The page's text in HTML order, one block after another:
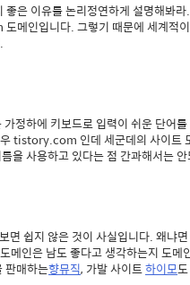
은 이유를 논리정연하게 설명해봐
메인입니다. 그렇기 때문에 세계적
정하에 키보드로 입력이 쉬운 단어
tistory.com 인데 세군데의 사이트
을 사용하고 있다는 점 간과해서는
면 쉽지 않은 것이 사실입니다. 왜냐
메인은 남도 좋다고 생각하는지 도메
판매하는향뮤직, 가발 사이트하이모